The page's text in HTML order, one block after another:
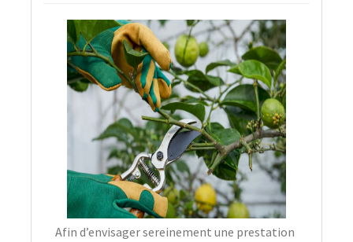
Afin d’envisager sereinement une prestation